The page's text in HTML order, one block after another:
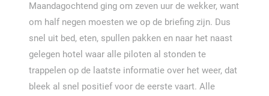
Maandagochtend ging om zeven uur de wekker, want
om half negen moesten we op de briefing zijn. Dus
snel uit bed, eten, spullen pakken en naar het naast
gelegen hotel waar alle piloten al stonden te
trappelen op de laatste informatie over het weer, dat
bleek al snel positief voor de eerste vaart. Alle